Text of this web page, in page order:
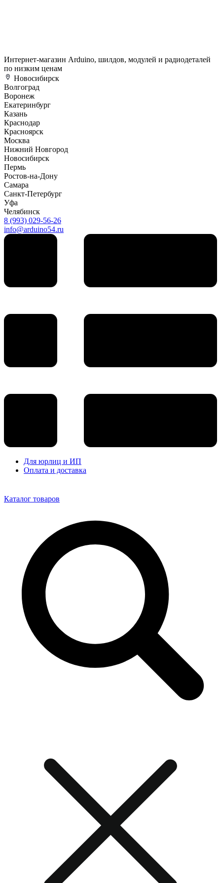
Интернет-магазин Arduino, шилдов, модулей и радиодеталей
по низким ценам
Новосибирск
Волгоград
Воронеж
Екатеринбург
Казань
Краснодар
Красноярск
Москва
Нижний Новгород
Новосибирск
Пермь
Ростов-на-Дону
Самара
Санкт-Петербург
Уфа
Челябинск
8 (993) 029-56-26
info@arduino54.ru
Для юрлиц и ИП
Оплата и доставка
Каталог товаров